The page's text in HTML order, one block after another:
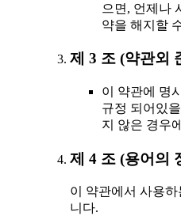
으면, 언제나
약을 해지할
제 3 조 (약관외
이 약관에 명
규정 되어있
지 않은 경우
제 4 조 (용어의
이 약관에서 사용
니다.